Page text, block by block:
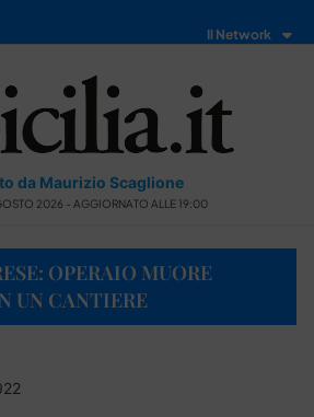
Il Network
da Maurizio Scaglione
2026 - AGGIORNATO ALLE 19:00
OPERAIO MUORE
UN CANTIERE